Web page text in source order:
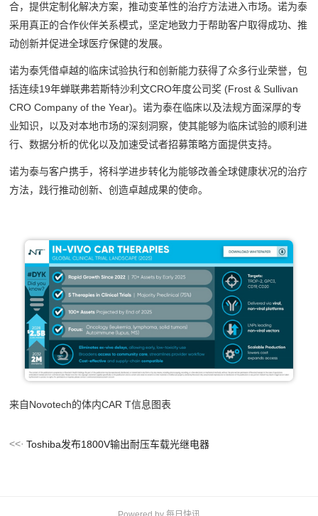
合，提供定制化解决方案，推动变革性的治疗方法进入市场。诺为泰
采用真正的合作伙伴关系模式，坚定地致力于帮助客户取得成功、推
动创新并促进全球医疗保健的发展。
诺为泰凭借卓越的临床试验执行和创新能力获得了众多行业荣誉，包
括连续19年蝉联弗若斯特沙利文CRO年度公司奖 (Frost & Sullivan
CRO Company of the Year)。诺为泰在临床以及法规方面深厚的专
业知识，以及对本地市场的深刻洞察，使其能够为临床试验的顺利进
行、数据分析的优化以及加速受试者招募策略方面提供支持。
诺为泰与客户携手，将科学进步转化为能够改善全球健康状况的治疗
方法，践行推动创新、创造卓越成果的使命。
来自Novotech的体内CAR T信息图表
Toshiba发布1800V输出耐压车载光继电器